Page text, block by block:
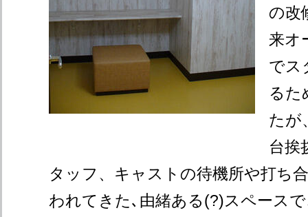
の改
来オ
でス
るた
たが
台挨
タッフ、キャストの待機所や打ち
われてきた､由緒ある(?)スペース